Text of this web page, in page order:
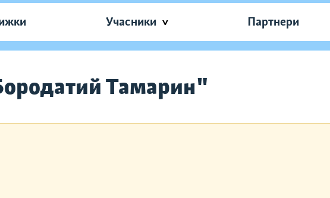
Учасники Партнери
Тамарин"